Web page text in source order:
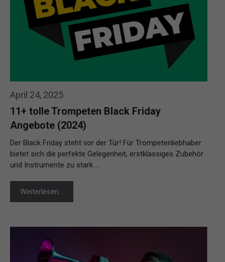
April 24, 2025
11+ tolle Trompeten Black Friday
Angebote (2024)
Der Black Friday steht vor der Tür! Für Trompetenliebhaber
bietet sich die perfekte Gelegenheit, erstklassiges Zubehör
und Instrumente zu stark …
Weiterlesen…